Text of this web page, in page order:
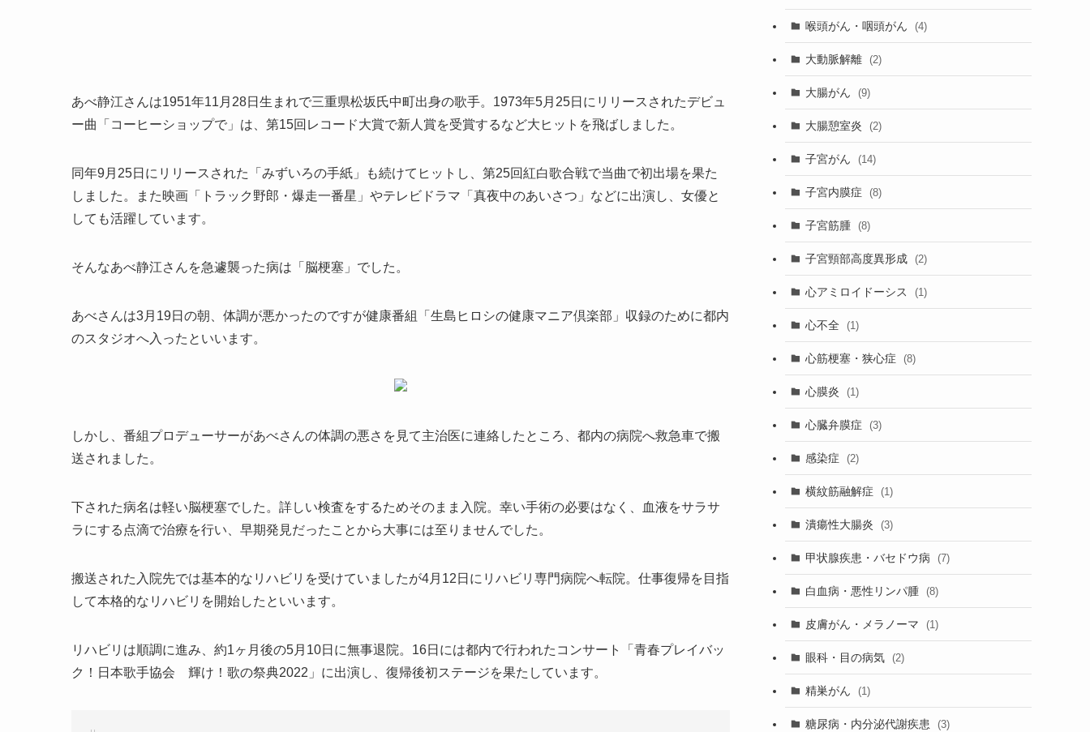
あべ静江さんは1951年11月28日生まれで三重県松坂氏中町出身の歌手。1973年5月25日にリリースされたデビュ
ー曲「コーヒーショップで」は、第15回レコード大賞で新人賞を受賞するなど大ヒットを飛ばしました。
同年9月25日にリリースされた「みずいろの手紙」も続けてヒットし、第25回紅白歌合戦で当曲で初出場を果た
しました。また映画「トラック野郎・爆走一番星」やテレビドラマ「真夜中のあいさつ」などに出演し、女優と
しても活躍しています。
そんなあべ静江さんを急遽襲った病は「脳梗塞」でした。
あべさんは3月19日の朝、体調が悪かったのですが健康番組「生島ヒロシの健康マニア倶楽部」収録のために都内
のスタジオへ入ったといいます。
しかし、番組プロデューサーがあべさんの体調の悪さを見て主治医に連絡したところ、都内の病院へ救急車で搬
送されました。
下された病名は軽い脳梗塞でした。詳しい検査をするためそのまま入院。幸い手術の必要はなく、血液をサラサ
ラにする点滴で治療を行い、早期発見だったことから大事には至りませんでした。
搬送された入院先では基本的なリハビリを受けていましたが4月12日にリハビリ専門病院へ転院。仕事復帰を目指
して本格的なリハビリを開始したといいます。
リハビリは順調に進み、約1ヶ月後の5月10日に無事退院。16日には都内で行われたコンサート「青春プレイバッ
ク！日本歌手協会 輝け！歌の祭典2022」に出演し、復帰後初ステージを果たしています。
喉頭がん・咽頭がん (4)
大動脈解離 (2)
大腸がん (9)
大腸憩室炎 (2)
子宮がん (14)
子宮内膜症 (8)
子宮筋腫 (8)
子宮頸部高度異形成 (2)
心アミロイドーシス (1)
心不全 (1)
心筋梗塞・狭心症 (8)
心膜炎 (1)
心臓弁膜症 (3)
感染症 (2)
横紋筋融解症 (1)
潰瘍性大腸炎 (3)
甲状腺疾患・バセドウ病 (7)
白血病・悪性リンパ腫 (8)
皮膚がん・メラノーマ (1)
眼科・目の病気 (2)
精巣がん (1)
糖尿病・内分泌代謝疾患 (3)